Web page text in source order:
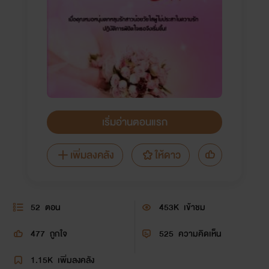
เริ่มอ่านตอนแรก
เพิ่มลงคลัง
ให้ดาว
52 ตอน 453K เข้าชม
477 ถูกใจ 525 ความคิดเห็น
1.15K เพิ่มลงคลัง